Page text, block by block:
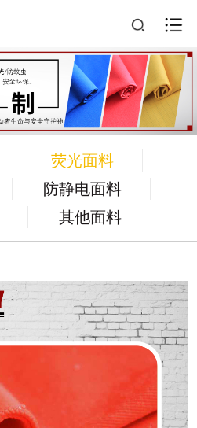
荧光面料
防静电面料
其他面料